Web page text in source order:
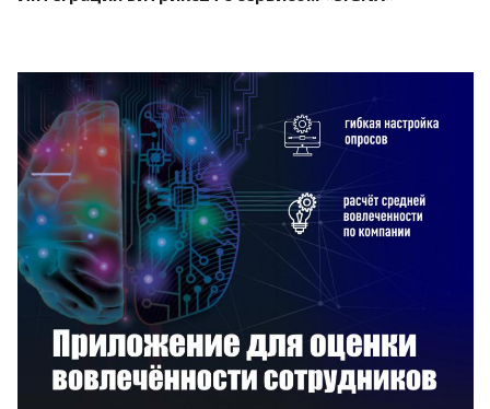
Смотреть проект